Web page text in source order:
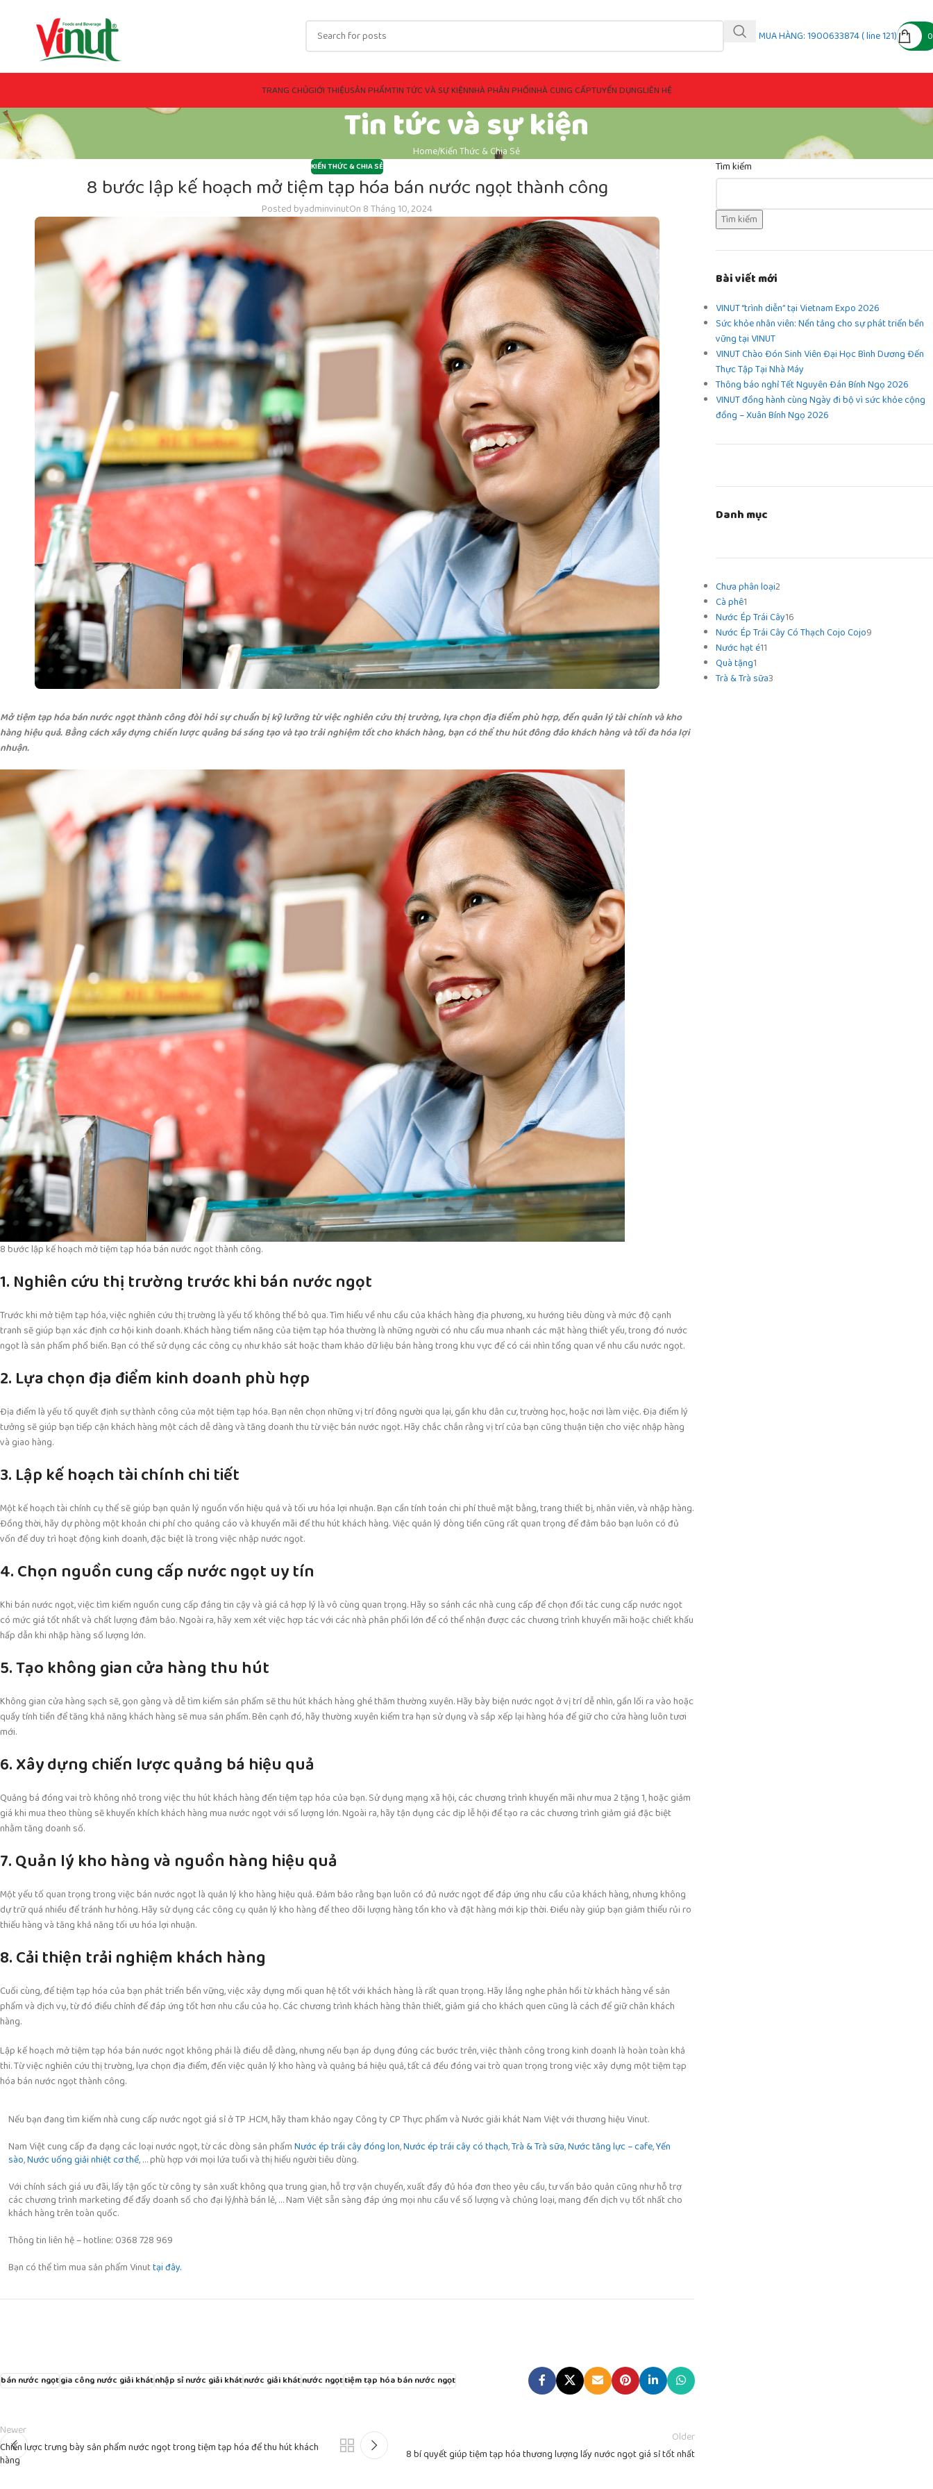
MUA HÀNG: 1900633874 ( line 121)
TRANG CHỦGIỚI THIỆUSẢN PHẨMTIN TỨC VÀ SỰ KIỆNNHÀ PHÂN PHỐINHÀ CUNG CẤPTUYỂN DỤNGLIÊN HỆ
Tin tức và sự kiện
HomeKiến Thức & Chia Sẻ
KIẾN THỨC & CHIA SẺ
8 bước lập kế hoạch mở tiệm tạp hóa bán nước ngọt thành công
Posted byadminvinutOn 8 Tháng 10, 2024
Mở tiệm tạp hóa bán nước ngọt thành công đòi hỏi sự chuẩn bị kỹ lưỡng từ việc nghiên cứu thị trường, lựa chọn địa điểm phù hợp, đến quản lý tài chính và kho
hàng hiệu quả. Bằng cách xây dựng chiến lược quảng bá sáng tạo và tạo trải nghiệm tốt cho khách hàng, bạn có thể thu hút đông đảo khách hàng và tối đa hóa lợi
nhuận.
8 bước lập kế hoạch mở tiệm tạp hóa bán nước ngọt thành công.
1. Nghiên cứu thị trường trước khi bán nước ngọt
Trước khi mở tiệm tạp hóa, việc nghiên cứu thị trường là yếu tố không thể bỏ qua. Tìm hiểu về nhu cầu của khách hàng địa phương, xu hướng tiêu dùng và mức độ cạnh
tranh sẽ giúp bạn xác định cơ hội kinh doanh. Khách hàng tiềm năng của tiệm tạp hóa thường là những người có nhu cầu mua nhanh các mặt hàng thiết yếu, trong đó nước
ngọt là sản phẩm phổ biến. Bạn có thể sử dụng các công cụ như khảo sát hoặc tham khảo dữ liệu bán hàng trong khu vực để có cái nhìn tổng quan về nhu cầu nước ngọt.
2. Lựa chọn địa điểm kinh doanh phù hợp
Địa điểm là yếu tố quyết định sự thành công của một tiệm tạp hóa. Bạn nên chọn những vị trí đông người qua lại, gần khu dân cư, trường học, hoặc nơi làm việc. Địa điểm lý
tưởng sẽ giúp bạn tiếp cận khách hàng một cách dễ dàng và tăng doanh thu từ việc bán nước ngọt. Hãy chắc chắn rằng vị trí của bạn cũng thuận tiện cho việc nhập hàng
và giao hàng.
3. Lập kế hoạch tài chính chi tiết
Một kế hoạch tài chính cụ thể sẽ giúp bạn quản lý nguồn vốn hiệu quả và tối ưu hóa lợi nhuận. Bạn cần tính toán chi phí thuê mặt bằng, trang thiết bị, nhân viên, và nhập hàng.
Đồng thời, hãy dự phòng một khoản chi phí cho quảng cáo và khuyến mãi để thu hút khách hàng. Việc quản lý dòng tiền cũng rất quan trọng để đảm bảo bạn luôn có đủ
vốn để duy trì hoạt động kinh doanh, đặc biệt là trong việc nhập nước ngọt.
4. Chọn nguồn cung cấp nước ngọt uy tín
Khi bán nước ngọt, việc tìm kiếm nguồn cung cấp đáng tin cậy và giá cả hợp lý là vô cùng quan trọng. Hãy so sánh các nhà cung cấp để chọn đối tác cung cấp nước ngọt
có mức giá tốt nhất và chất lượng đảm bảo. Ngoài ra, hãy xem xét việc hợp tác với các nhà phân phối lớn để có thể nhận được các chương trình khuyến mãi hoặc chiết khấu
hấp dẫn khi nhập hàng số lượng lớn.
5. Tạo không gian cửa hàng thu hút
Không gian cửa hàng sạch sẽ, gọn gàng và dễ tìm kiếm sản phẩm sẽ thu hút khách hàng ghé thăm thường xuyên. Hãy bày biện nước ngọt ở vị trí dễ nhìn, gần lối ra vào hoặc
quầy tính tiền để tăng khả năng khách hàng sẽ mua sản phẩm. Bên cạnh đó, hãy thường xuyên kiểm tra hạn sử dụng và sắp xếp lại hàng hóa để giữ cho cửa hàng luôn tươi
mới.
6. Xây dựng chiến lược quảng bá hiệu quả
Quảng bá đóng vai trò không nhỏ trong việc thu hút khách hàng đến tiệm tạp hóa của bạn. Sử dụng mạng xã hội, các chương trình khuyến mãi như mua 2 tặng 1, hoặc giảm
giá khi mua theo thùng sẽ khuyến khích khách hàng mua nước ngọt với số lượng lớn. Ngoài ra, hãy tận dụng các dịp lễ hội để tạo ra các chương trình giảm giá đặc biệt
nhằm tăng doanh số.
7. Quản lý kho hàng và nguồn hàng hiệu quả
Một yếu tố quan trọng trong việc bán nước ngọt là quản lý kho hàng hiệu quả. Đảm bảo rằng bạn luôn có đủ nước ngọt để đáp ứng nhu cầu của khách hàng, nhưng không
dự trữ quá nhiều để tránh hư hỏng. Hãy sử dụng các công cụ quản lý kho hàng để theo dõi lượng hàng tồn kho và đặt hàng mới kịp thời. Điều này giúp bạn giảm thiểu rủi ro
thiếu hàng và tăng khả năng tối ưu hóa lợi nhuận.
8. Cải thiện trải nghiệm khách hàng
Cuối cùng, để tiệm tạp hóa của bạn phát triển bền vững, việc xây dựng mối quan hệ tốt với khách hàng là rất quan trọng. Hãy lắng nghe phản hồi từ khách hàng về sản
phẩm và dịch vụ, từ đó điều chỉnh để đáp ứng tốt hơn nhu cầu của họ. Các chương trình khách hàng thân thiết, giảm giá cho khách quen cũng là cách để giữ chân khách
hàng.
Lập kế hoạch mở tiệm tạp hóa bán nước ngọt không phải là điều dễ dàng, nhưng nếu bạn áp dụng đúng các bước trên, việc thành công trong kinh doanh là hoàn toàn khả
thi. Từ việc nghiên cứu thị trường, lựa chọn địa điểm, đến việc quản lý kho hàng và quảng bá hiệu quả, tất cả đều đóng vai trò quan trọng trong việc xây dựng một tiệm tạp
hóa bán nước ngọt thành công.
Nếu bạn đang tìm kiếm nhà cung cấp nước ngọt giá sỉ ở TP .HCM, hãy tham khảo ngay Công ty CP Thực phẩm và Nước giải khát Nam Việt với thương hiệu Vinut.
Nam Việt cung cấp đa dạng các loại nước ngọt, từ các dòng sản phẩmNước ép trái cây đóng lon,Nước ép trái cây có thạch,Trà & Trà sữa,Nước tăng lực – cafe,Yến
sào,Nước uống giải nhiệt cơ thể, … phù hợp với mọi lứa tuổi và thị hiếu người tiêu dùng.
Với chính sách giá ưu đãi, lấy tận gốc từ công ty sản xuất không qua trung gian, hỗ trợ vận chuyển, xuất đầy đủ hóa đơn theo yêu cầu, tư vấn bảo quản cũng như hỗ trợ
các chương trình marketing để đẩy doanh số cho đại lý/nhà bán lẻ, … Nam Việt sẵn sàng đáp ứng mọi nhu cầu về số lượng và chủng loại, mang đến dịch vụ tốt nhất cho
khách hàng trên toàn quốc.
Thông tin liên hệ – hotline: 0368 728 969
Bạn có thể tìm mua sản phẩm Vinuttại đây.
bán nước ngọtgia công nước giải khátnhập sỉ nước giải khátnước giải khátnước ngọttiệm tạp hóa bán nước ngọt
Newer
Chiến lược trưng bày sản phẩm nước ngọt trong tiệm tạp hóa để thu hút khách
hàng
Older
8 bí quyết giúp tiệm tạp hóa thương lượng lấy nước ngọt giá sỉ tốt nhất
Tìm kiếm
Tìm kiếm
Bài viết mới
VINUT “trình diễn” tại Vietnam Expo 2026
Sức khỏe nhân viên: Nền tảng cho sự phát triển bền
vững tại VINUT
VINUT Chào Đón Sinh Viên Đại Học Bình Dương Đến
Thực Tập Tại Nhà Máy
Thông báo nghỉ Tết Nguyên Đán Bính Ngọ 2026
VINUT đồng hành cùng Ngày đi bộ vì sức khỏe cộng
đồng – Xuân Bính Ngọ 2026
Danh mục
Chưa phân loại2
Cà phê1
Nước Ép Trái Cây16
Nước Ép Trái Cây Có Thạch Cojo Cojo9
Nước hạt é11
Quà tặng1
Trà & Trà sữa3